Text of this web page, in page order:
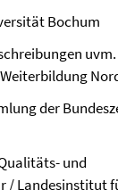
Bochum
der
und
Landesinstitut